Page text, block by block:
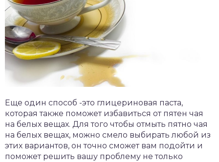
Еще один способ -это глицериновая паста,
которая также поможет избавиться от пятен чая
на белых вещах. Для того чтобы отмыть пятно чая
на белых вещах, можно смело выбирать любой из
этих вариантов, он точно сможет вам подойти и
поможет решить вашу проблему не только